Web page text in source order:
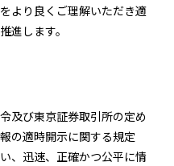
より良くご理解いただき適
進します。
及び東京証券取引所の定め
の適時開示に関する規定
、迅速、正確かつ公平に情